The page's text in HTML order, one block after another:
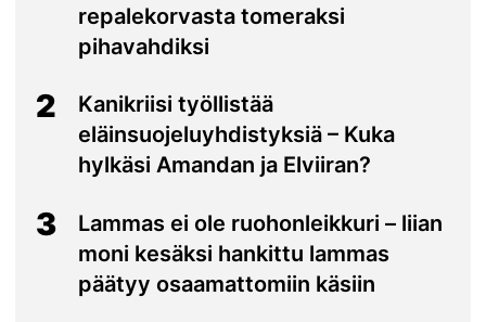
repalekorvasta tomeraksi
pihavahdiksi
2
Kanikriisi työllistää
eläinsuojeluyhdistyksiä – Kuka
hylkäsi Amandan ja Elviiran?
3
Lammas ei ole ruohonleikkuri – liian
moni kesäksi hankittu lammas
päätyy osaamattomiin käsiin